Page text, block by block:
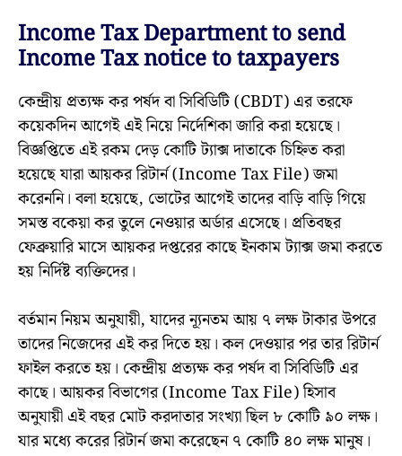
Income Tax Department to send
Income Tax notice to taxpayers
কেন্দ্রীয় প্রত্যক্ষ কর পর্ষদ বা সিবিডিটি (CBDT) এর তরফে
কয়েকদিন আগেই এই নিয়ে নির্দেশিকা জারি করা হয়েছে।
বিজ্ঞপ্তিতে এই রকম দেড় কোটি ট্যাক্স দাতাকে চিহ্নিত করা
হয়েছে যারা আয়কর রিটার্ন (Income Tax File) জমা
করেননি। বলা হয়েছে, ভোটের আগেই তাদের বাড়ি বাড়ি গিয়ে
সমস্ত বকেয়া কর তুলে নেওয়ার অর্ডার এসেছে। প্রতিবছর
ফেব্রুয়ারি মাসে আয়কর দপ্তরের কাছে ইনকাম ট্যাক্স জমা করতে
হয় নির্দিষ্ট ব্যক্তিদের।
বর্তমান নিয়ম অনুযায়ী, যাদের ন্যূনতম আয় ৭ লক্ষ টাকার উপরে
তাদের নিজেদের এই কর দিতে হয়। কল দেওয়ার পর তার রিটার্ন
ফাইল করতে হয়। কেন্দ্রীয় প্রত্যক্ষ কর পর্ষদ বা সিবিডিটি এর
কাছে। আয়কর বিভাগের (Income Tax File) হিসাব
অনুযায়ী এই বছর মোট করদাতার সংখ্যা ছিল ৮ কোটি ৯০ লক্ষ।
যার মধ্যে করের রিটার্ন জমা করেছেন ৭ কোটি ৪০ লক্ষ মানুষ।